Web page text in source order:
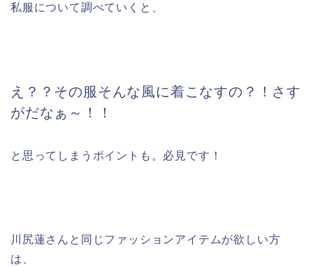
私服について調べていくと、
え？？その服そんな風に着こなすの？！さす
がだなぁ～！！
と思ってしまうポイントも。必見です！
川尻蓮さんと同じファッションアイテムが欲しい方
は、